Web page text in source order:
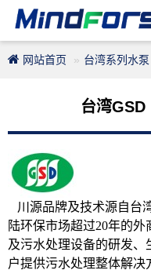
网站首页 台湾系列水
台湾GSD
川源品牌及技术源自台
陆环保市场超过20年的
及污水处理设备的研发、
户提供污水处理整体解决